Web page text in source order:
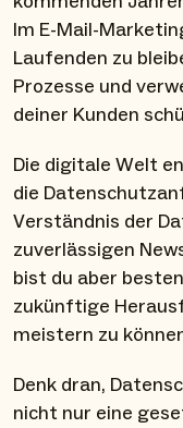
Im E-Mail-
Laufenden zu
Prozesse und
deiner Kunden
Die digitale Welt
die
Verständnis der
zuverlässigen
bist du aber
zukünftige
meistern zu
Denk dran,
nicht nur eine